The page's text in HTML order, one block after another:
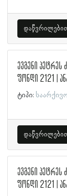
ევგენი პეტრეს
ფონდი 2121 |
ტიპი:
ევგენი პეტრეს
ფონდი 2121 |